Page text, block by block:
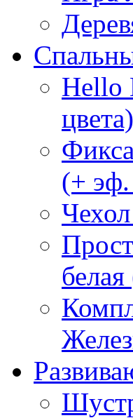
Hello
цвета)
(+